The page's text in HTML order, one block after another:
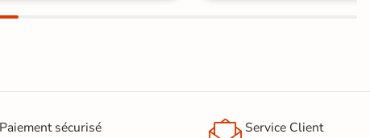
Paiement sécurisé
Service Client